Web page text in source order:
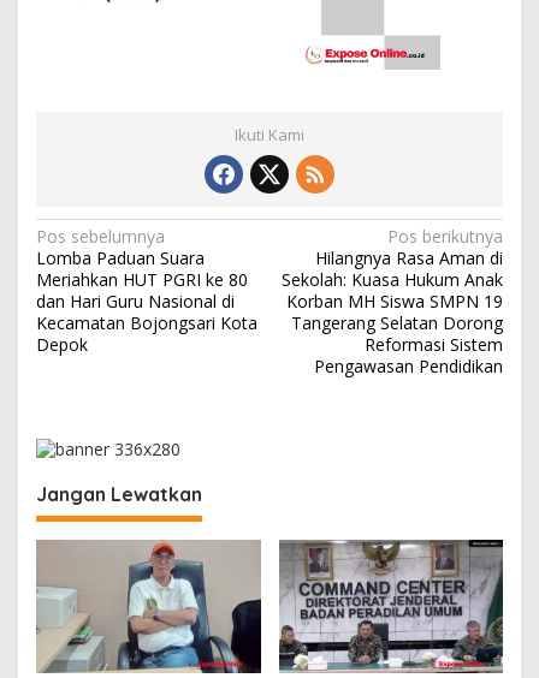
Ikuti Kami
N
a
v
i
s
i
p
o
s
Pos sebelumnya
Lomba Paduan Suara
Meriahkan HUT PGRI ke 80
dan Hari Guru Nasional di
Kecamatan Bojongsari Kota
Depok
Pos berikutnya
Hilangnya Rasa Aman di
Sekolah: Kuasa Hukum Anak
Korban MH Siswa SMPN 19
Tangerang Selatan Dorong
Reformasi Sistem
Pengawasan Pendidikan
Jangan Lewatkan